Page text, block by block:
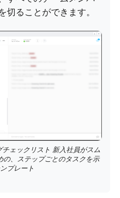
切ることができます。
ェックリスト 新入社員がスム
の、ステップごとのタスクを示
プレート